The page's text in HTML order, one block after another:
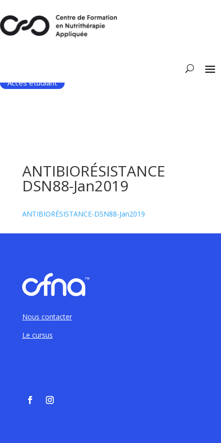
Accès étudiant
ANTIBIORÉSISTANCE
DSN88-Jan2019
ANTIBIORÉSISTANCE-DSN88-Jan2019
Nous contacter
Le cursus